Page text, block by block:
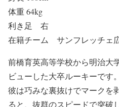
体重 64kg
利き足 右
在籍チーム サンフレッチェ
前橋育英高等学校から明治大
ビューした大卒ルーキーです。
彼は巧みな裏抜けでマークを
ると、抜群のスピードで突破